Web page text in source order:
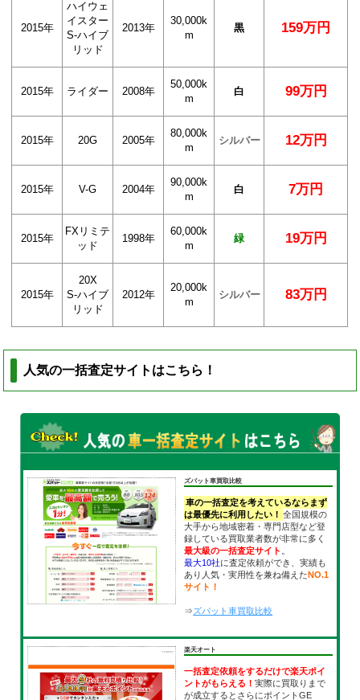
2015年
ハイウェ
イスター
S-ハイブ
リッド
2013年
30,000k
m
黒 159万円
2015年 ライダー 2008年
50,000k
m
白 99万円
2015年 20G 2005年
80,000k
m
シルバー 12万円
2015年 V-G 2004年
90,000k
m
白 7万円
2015年
FXリミテ
ッド
1998年
60,000k
m
緑 19万円
2015年
20X
S-ハイブ
リッド
2012年
20,000k
m
シルバー 83万円
人気の一括査定サイトはこちら！
ズバット車買取比較
車の一括査定を考えているならまず
は最優先に利用したい！ 全国規模の
大手から地域密着・専門店型など登
録している買取業者数が非常に多く
最大級の一括査定サイト
最大10社に査定依頼ができ、実績も
あり人気・実用性を兼ね備えたNO.1
サイト！
⇒ズバット車買取比較
楽天オート
一括査定依頼をするだけで楽天ポイ
ントがもらえる！実際に買取りまで
が成立するとさらにポイントGE